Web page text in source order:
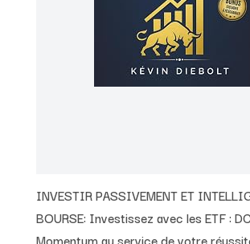
INVESTIR PASSIVEMENT ET
BOURSE: Investissez avec les ETF :
Momentum au service de votre